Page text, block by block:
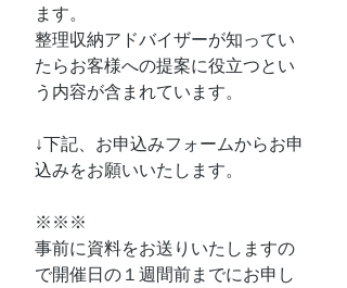
ます。
整理収納アドバイザーが知ってい
たらお客様への提案に役立つとい
う内容が含まれています。
↓下記、お申込みフォームからお申
込みをお願いいたします。
※※※
事前に資料をお送りいたしますの
で開催日の１週間前までにお申し